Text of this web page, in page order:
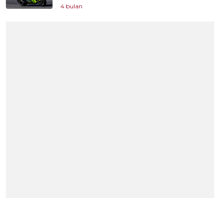
4 bulan